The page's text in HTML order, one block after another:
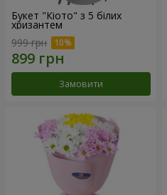
Букет "Кіото" з 5 білих
хризантем
999 грн
Замовити